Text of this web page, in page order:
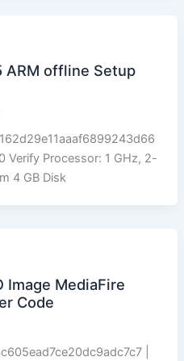
offline Setup
Verify Processor: 1 GHz, 2-
4 GB Disk
Image MediaFire
Code
|